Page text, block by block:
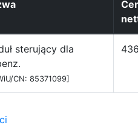
sterujący dla
CN: 85371099]